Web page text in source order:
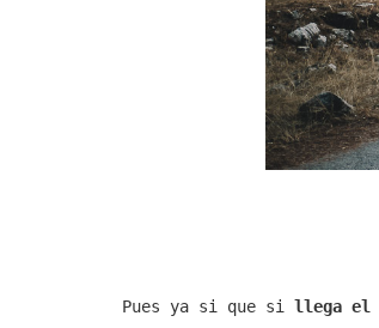
Pues ya si que si llega el